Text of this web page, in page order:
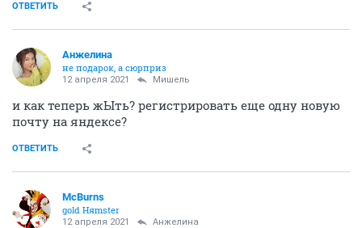
ОТВЕТИТЬ
Aнжелина
не подарок, а сюрприз
12 апреля 2021 Мишель
и как теперь жЫть? регистрировать еще одну новую
почту на яндексе?
ОТВЕТИТЬ
McBurns
gold Няmster
12 апреля 2021 Aнжелина